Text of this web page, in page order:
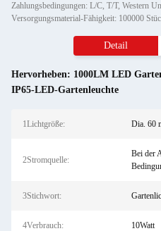
Zahlungsbedingungen: L/C, T/T, Western
Versorgungsmaterial-Fähigkeit: 100000
Detail
Hervorheben: 1000LM LED
IP65-LED-Gartenleuchte
1Lichtgröße: Dia. 60
2Stromquelle:
Bei der
3Stichwort:
4Verbrauch: 10Watt